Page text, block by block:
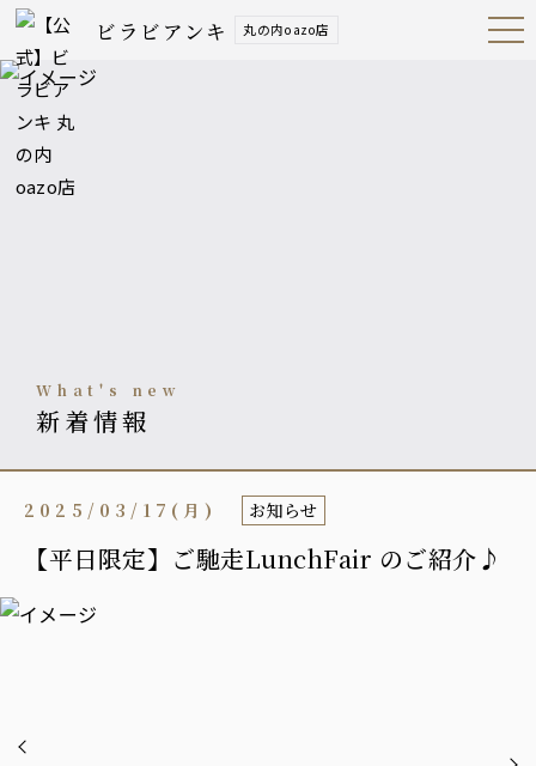
ビラビアンキ 丸の内oazo店 Open
Navig
what's new
新着情報
【平日限定】ご馳走LunchFair のご紹介♪
2025/03/17(月) お知らせ